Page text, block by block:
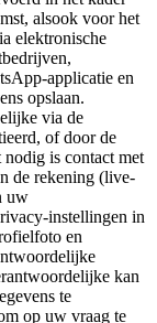
alsook voor het
elektronische
applicatie en
opslaan.
via de
of door de
is contact met
de rekening (live-
uw
instellingen in
en
kan
te
op uw vraag te